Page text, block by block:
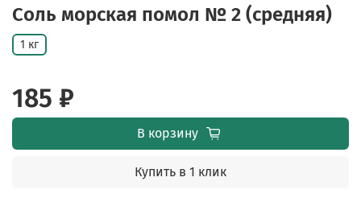
Соль морская помол № 2 (средняя)
1 кг
185 ₽
В корзину
Купить в 1 клик